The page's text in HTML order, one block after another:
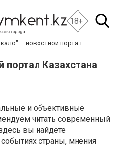
18+
– новостной портал
портал Казахстана
и объективные
читать современный
вы найдете
страны, мнения